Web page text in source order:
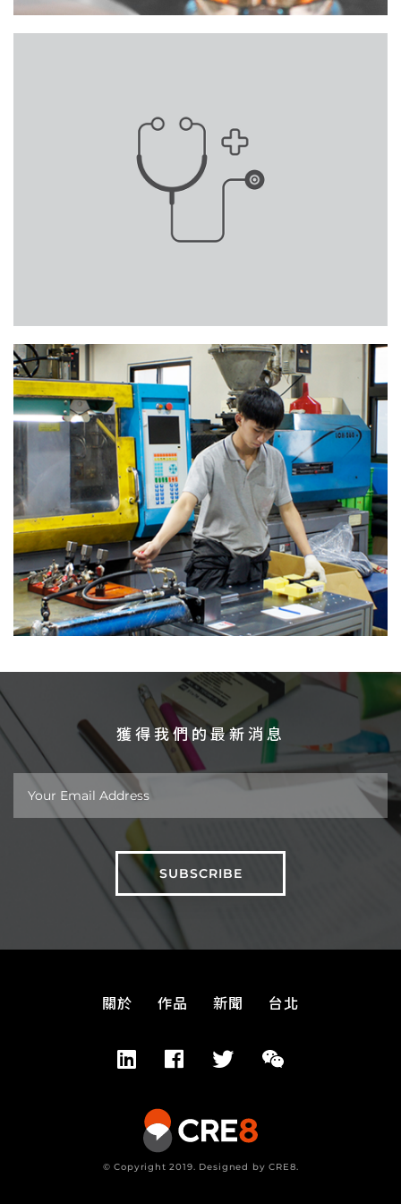
獲得我們的最新消息
關於 作品 新聞 台北
© Copyright 2019. Designed by CRE8.